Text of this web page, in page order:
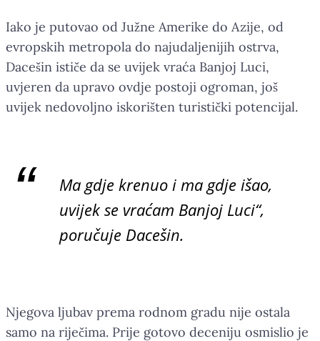
Iako je putovao od Južne Amerike do Azije, od
evropskih metropola do najudaljenijih ostrva,
Dacešin ističe da se uvijek vraća Banjoj Luci,
uvjeren da upravo ovdje postoji ogroman, još
uvijek nedovoljno iskorišten turistički potencijal.
Ma gdje krenuo i ma gdje išao,
uvijek se vraćam Banjoj Luci“,
poručuje Dacešin.
Njegova ljubav prema rodnom gradu nije ostala
samo na riječima. Prije gotovo deceniju osmislio je